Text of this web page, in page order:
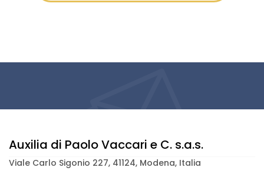
Auxilia di Paolo Vaccari e C. s.a.s.
Viale Carlo Sigonio 227, 41124, Modena, Italia